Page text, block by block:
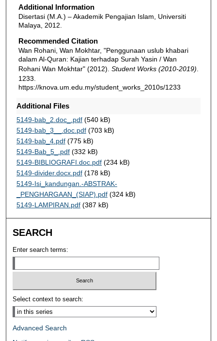
Additional Information
Disertasi (M.A.) – Akademik Pengajian Islam, Universiti
Malaya, 2012.
Recommended Citation
Wan Rohani, Wan Mokhtar, "Penggunaan uslub khabari
dalam Al-Quran: Kajian terhadap Surah Yasin / Wan
Rohani Wan Mokhtar" (2012). Student Works (2010-2019)
1233.
https://knova.um.edu.my/student_works_2010s/1233
Additional Files
5149-bab_2.doc_.pdf(540 kB)
5149-bab_3__.doc.pdf(703 kB)
5149-bab_4.pdf(775 kB)
5149-Bab_5_.pdf(332 kB)
5149-BIBLIOGRAFI.doc.pdf(234 kB)
5149-divider.docx.pdf(178 kB)
5149-Isi_kandungan.-ABSTRAK-
_PENGHARGAAN_(SIAP).pdf(324 kB)
5149-LAMPIRAN.pdf(387 kB)
SEARCH
Enter search terms:
Select context to search:
Advanced Search